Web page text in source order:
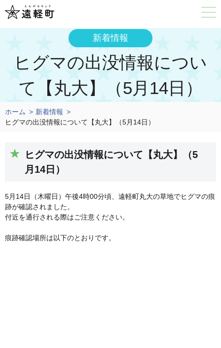
新着情報
ヒグマの出没情報につい
て【丸大】（5月14日）
ホーム
新着情報
ヒグマの出没情報について【丸大】（5月14日）
ヒグマの出没情報について【丸大】（5
月14日）
5月14日（木曜日）午後4時00分頃、遠軽町丸大の草地でヒグマの痕
跡が確認されました。
付近を通行される際はご注意ください。
痕跡確認場所は以下のとおりです。